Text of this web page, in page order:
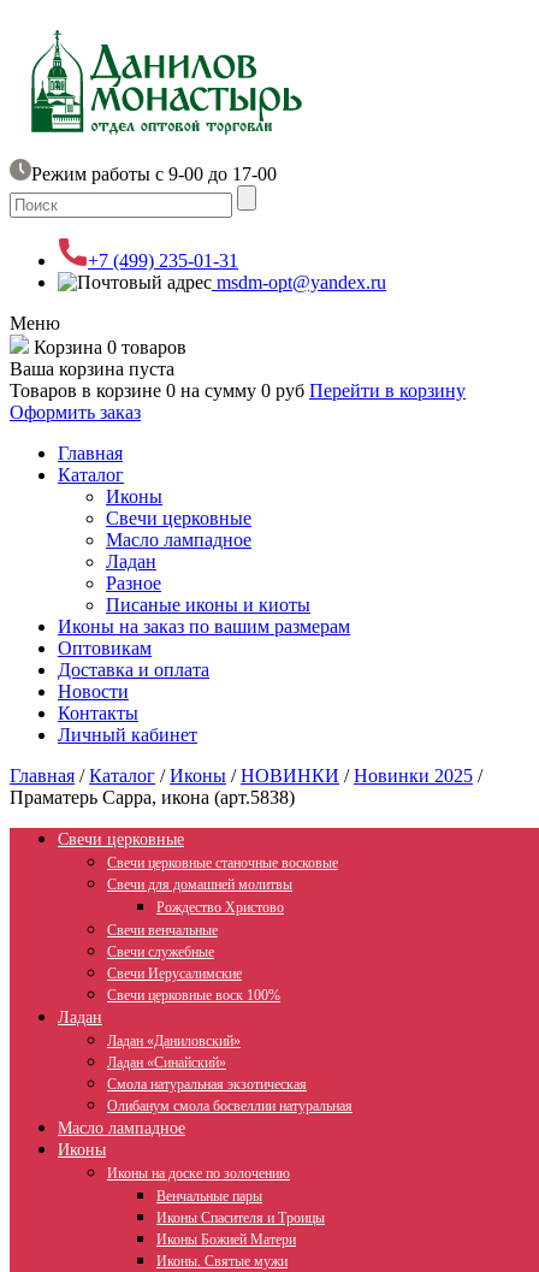
Режим работы с 9-00 до 17-00
+7 (499) 235-01-31
msdm-opt@yandex.ru
Меню
Корзина 0 товаров
Ваша корзина пуста
Товаров в корзине 0 на сумму 0 руб Перейти в корзину
Оформить заказ
Главная
Каталог
Иконы
Свечи церковные
Масло лампадное
Ладан
Разное
Писаные иконы и киоты
Иконы на заказ по вашим размерам
Оптовикам
Доставка и оплата
Новости
Контакты
Личный кабинет
Главная /Каталог /Иконы /НОВИНКИ /Новинки 2025 /
Праматерь Сарра, икона (арт.5838)
Свечи церковные
Свечи церковные станочные восковые
Свечи для домашней молитвы
Рождество Христово
Свечи венчальные
Свечи служебные
Свечи Иерусалимские
Свечи церковные воск 100%
Ладан
Ладан «Даниловский»
Ладан «Синайский»
Смола натуральная экзотическая
Олибанум смола босвеллии натуральная
Масло лампадное
Иконы
Иконы на доске по золочению
Венчальные пары
Иконы Спасителя и Троицы
Иконы Божией Матери
Иконы. Святые мужи